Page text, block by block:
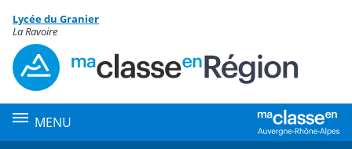
Menu de la rubrique
Contenu
Lycée du Granier
La Ravoire
MENU